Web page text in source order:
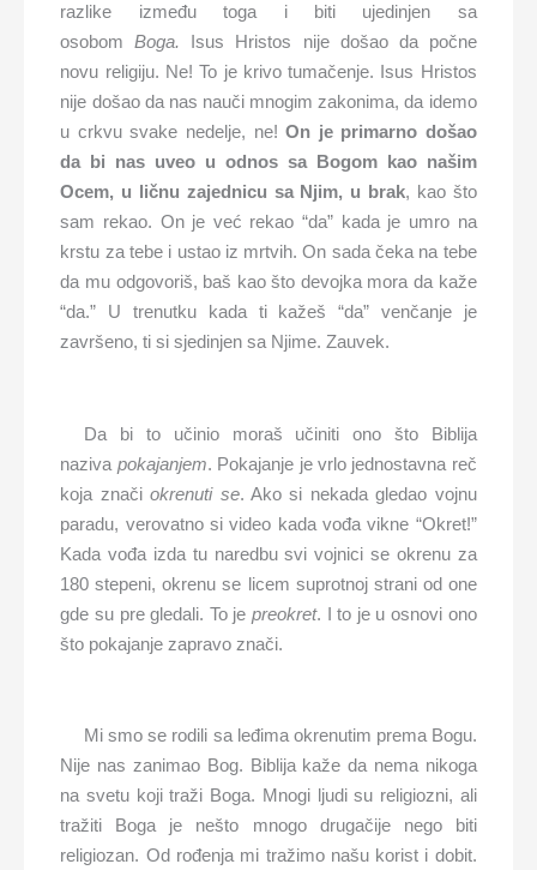
razlike između toga i biti ujedinjen sa
osobomBoga. Isus Hristos nije došao da počne
novu religiju. Ne! To je krivo tumačenje. Isus Hristos
nije došao da nas nauči mnogim zakonima, da idemo
u crkvu svake nedelje, ne!On je primarno došao
da bi nas uveo u odnos sa Bogom kao našim
Ocem, u ličnu zajednicu sa Njim, u brak, kao što
sam rekao. On je već rekao “da” kada je umro na
krstu za tebe i ustao iz mrtvih. On sada čeka na tebe
da mu odgovoriš, baš kao što devojka mora da kaže
“da.” U trenutku kada ti kažeš “da” venčanje je
završeno, ti si sjedinjen sa Njime. Zauvek.
Da bi to učinio moraš učiniti ono što Biblija
naziva pokajanjem. Pokajanje je vrlo jednostavna reč
koja značiokrenuti se. Ako si nekada gledao vojnu
paradu, verovatno si video kada vođa vikne “Okret!”
Kada vođa izda tu naredbu svi vojnici se okrenu za
180 stepeni, okrenu se licem suprotnoj strani od one
gde su pre gledali. To je preokret. I to je u osnovi ono
što pokajanje zapravo znači.
Mi smo se rodili sa leđima okrenutim prema Bogu.
Nije nas zanimao Bog. Biblija kaže da nema nikoga
na svetu koji traži Boga. Mnogi ljudi su religiozni, ali
tražiti Boga je nešto mnogo drugačije nego biti
religiozan. Od rođenja mi tražimo našu korist i dobit.